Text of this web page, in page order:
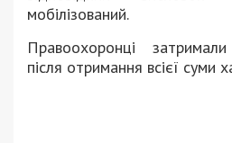
мобілізований.
Правоохоронці
після отримання всієї суми